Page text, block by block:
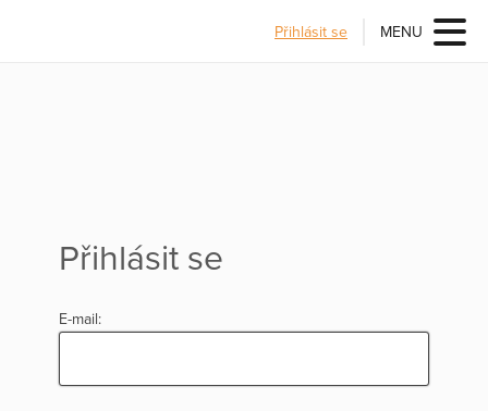
Přihlásit se MENU
Přihlásit se
E-mail: